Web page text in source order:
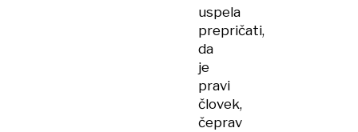
uspela
prepričati,
da
je
pravi
človek,
čeprav